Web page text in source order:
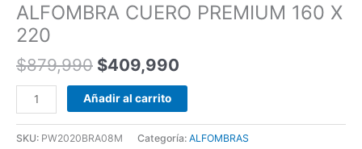
ALFOMBRA CUERO PREMIUM 160 X
220
$879,990 $409,990
Añadir al carrito
SKU: PW2020BRA08M Categoría: ALFOMBRAS